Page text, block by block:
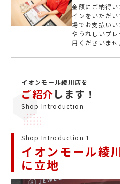
金額にご納得
インをいただ
場でお支払い
やうれしいプ
用くださいませ
イオンモール綾川店を
ご紹介します！
Shop Introduction
Shop Introduction 1
イオンモール綾
に立地